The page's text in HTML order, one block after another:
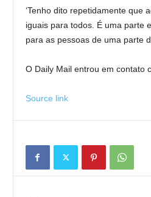
‘Tenho dito repetidamente que
iguais para todos. É uma parte
para as pessoas de uma parte
O Daily Mail entrou em contato
Source link